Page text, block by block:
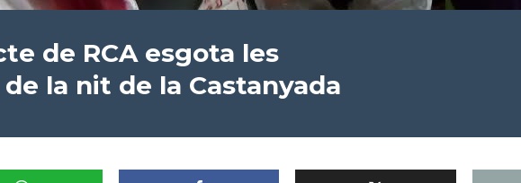
de RCA esgota les
la nit de la Castanyada